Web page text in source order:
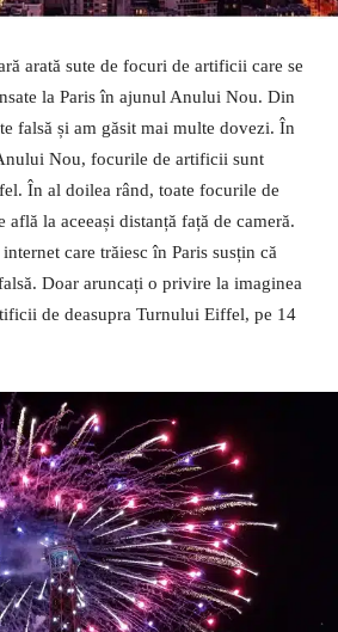
arată sute de focuri de artificii care se
la Paris în ajunul Anului Nou. Din
falsă și am găsit mai multe dovezi. În
Nou, focurile de artificii sunt
În al doilea rând, toate focurile de
la aceeași distanță față de cameră.
care trăiesc în Paris susțin că
Doar aruncați o privire la imaginea
de deasupra Turnului Eiffel, pe 14